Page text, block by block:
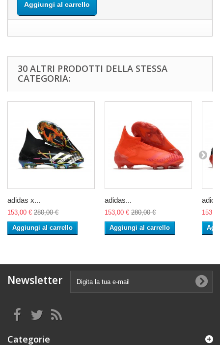
Aggiungi al carrello
30 ALTRI PRODOTTI DELLA STESSA
CATEGORIA:
adidas x...
153,00 € 280,00 €
Aggiungi al carrello
adidas...
153,00 € 280,00 €
Aggiungi al carrello
Newsletter
Categorie